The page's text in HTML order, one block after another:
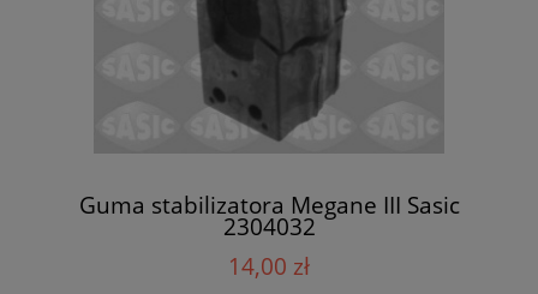
Guma stabilizatora Megane III Sasic
2304032
14,00 zł